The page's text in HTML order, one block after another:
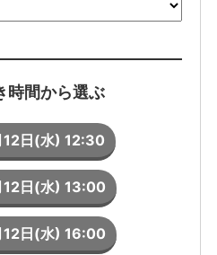
時間から選ぶ
日(水) 12:30
日(水) 13:00
日(水) 16:00